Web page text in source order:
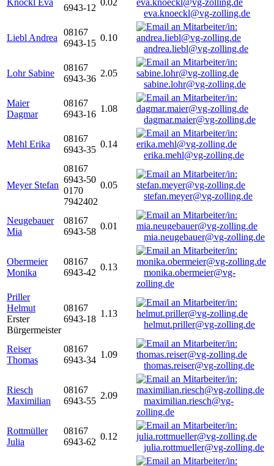
Knöckl Eva
6943-12
0.02
eva.knoeckl@vg-zolling.de
Liebl Andrea
08167
6943-15
0.10
andrea.liebl@vg-zolling.de
Lohr Sabine
08167
6943-36
2.05
sabine.lohr@vg-zolling.de
Maier
Dagmar
08167
6943-16
1.08
dagmar.maier@vg-zolling.de
Mehl Erika
08167
6943-35
0.14
erika.mehl@vg-zolling.de
Meyer Stefan
08167
6943-50
0170
7942402
0.05
stefan.meyer@vg-zolling.de
Neugebauer
Mia
08167
6943-58
0.01
mia.neugebauer@vg-zolling.de
Obermeier
Monika
08167
6943-42
0.13
monika.obermeier@vg-
zolling.de
Priller
Helmut
Erster
Bürgermeister
08167
6943-18
1.13
helmut.priller@vg-zolling.de
Reiser
Thomas
08167
6943-34
1.09
thomas.reiser@vg-zolling.de
Riesch
Maximilian
08167
6943-55
2.09
maximilian.riesch@vg-
zolling.de
Rottmüller
Julia
08167
6943-62
0.12
julia.rottmueller@vg-zolling.de